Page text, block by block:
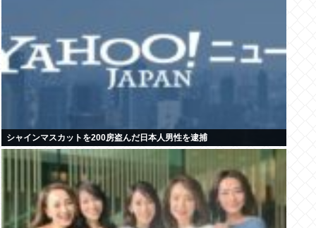
シャインマスカットを200房盗んだ日本人男性を逮捕